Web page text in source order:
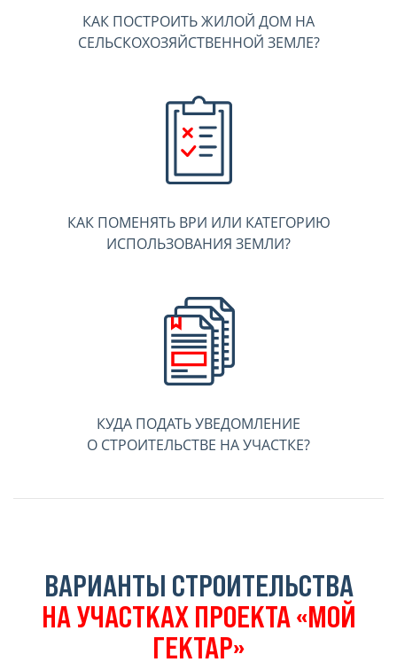
КАК ПОСТРОИТЬ ЖИЛОЙ ДОМ НА
СЕЛЬСКОХОЗЯЙСТВЕННОЙ ЗЕМЛЕ?
КАК ПОМЕНЯТЬ ВРИ ИЛИ КАТЕГОРИЮ
ИСПОЛЬЗОВАНИЯ ЗЕМЛИ?
КУДА ПОДАТЬ УВЕДОМЛЕНИЕ
О СТРОИТЕЛЬСТВЕ НА УЧАСТКЕ?
ВАРИАНТЫ СТРОИТЕЛЬСТВА
НА УЧАСТКАХ ПРОЕКТА «МОЙ
ГЕКТАР»